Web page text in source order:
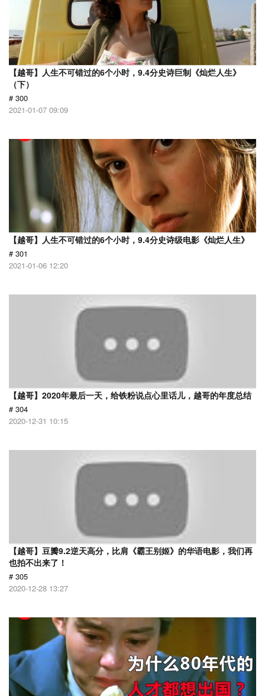
【越哥】人生不可错过的6个小时，9.4分史诗巨制《灿烂人生》
（下）
# 300
2021-01-07 09:09
【越哥】人生不可错过的6个小时，9.4分史诗级电影《灿烂人生》
# 301
2021-01-06 12:20
【越哥】2020年最后一天，给铁粉说点心里话儿，越哥的年度总结
# 304
2020-12-31 10:15
【越哥】豆瓣9.2逆天高分，比肩《霸王别姬》的华语电影，我们再
也拍不出来了！
# 305
2020-12-28 13:27